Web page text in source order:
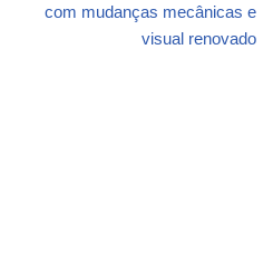
com mudanças mecânicas e
visual renovado